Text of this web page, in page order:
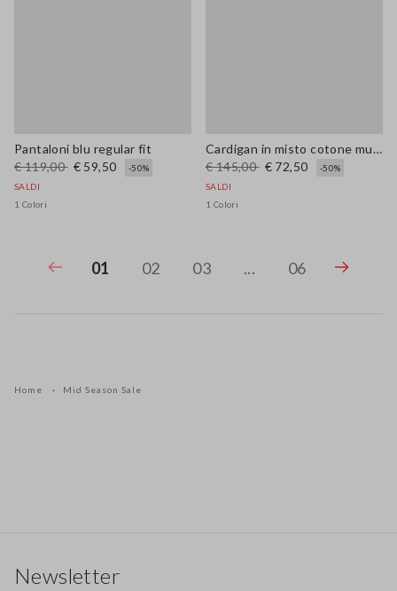
Pantaloni blu regular fit
€ 119,00 € 59,50
-50%
SALDI
1 Colori
Cardigan in misto cotone multicolor oversize fit con ricami
€ 145,00 € 72,50
-50%
SALDI
1 Colori
01 02 03 ... 06
Home Mid Season Sale
Newsletter